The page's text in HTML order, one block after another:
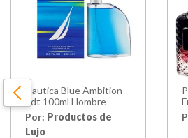
Nautica Blue Ambition
Edt 100ml Hombre
Por: Productos de
Lujo